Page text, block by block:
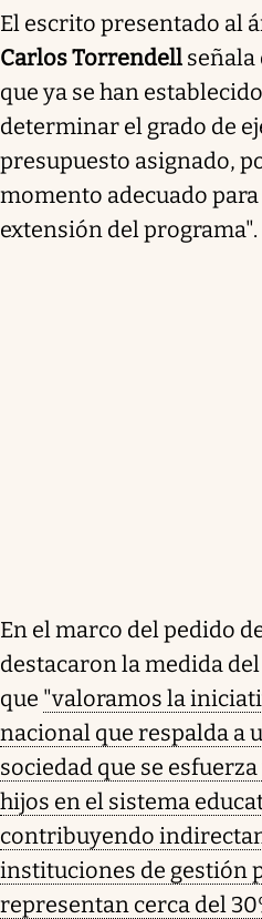
El escrito presentado al
Carlos Torrendell señala
que ya se han
determinar el grado de
presupuesto asignado,
momento adecuado
extensión del programa".
En el marco del pedido
destacaron la medida
que "valoramos la
nacional que respalda a
sociedad que se
hijos en el sistema
contribuyendo
instituciones de gestión
representan cerca del